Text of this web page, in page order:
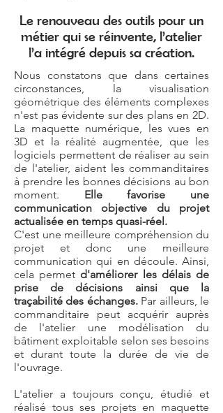
Le renouveau des outils pour un
métier qui se réinvente, l’atelier
l’a intégré depuis sa création.
Nous constatons que dans certaines
circonstances, la visualisation
géométrique des éléments complexes
n'est pas évidente sur des plans en 2D.
La maquette numérique, les vues en
3D et la réalité augmentée, que les
logiciels permettent de réaliser au sein
de l'atelier, aident les commanditaires
à prendre les bonnes décisions au bon
moment. Elle favorise une
communication objective du projet
actualisée en temps quasi-réel.
C'est une meilleure compréhension du
projet et donc une meilleure
communication qui en découle. Ainsi,
cela permet d'améliorer les délais de
prise de décisions ainsi que la
traçabilité des échanges.Par ailleurs, le
commanditaire peut acquérir auprès
de l'atelier une modélisation du
bâtiment exploitable selon ses besoins
et durant toute la durée de vie de
l'ouvrage.
L'atelier a toujours conçu, étudié et
réalisé tous ses projets en maquette